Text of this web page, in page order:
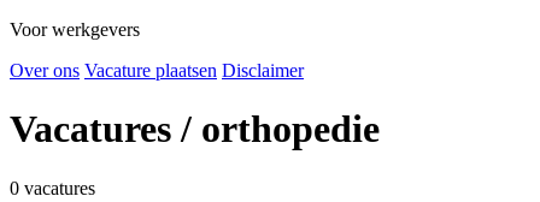
Voor werkgevers
Over ons Vacature plaatsen Disclaimer
Vacatures/ orthopedie
0 vacatures